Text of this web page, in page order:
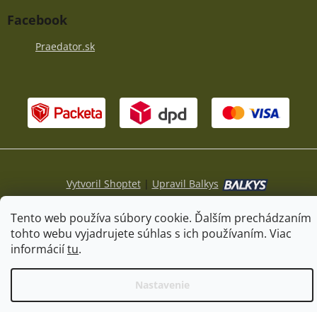
Tento web používa súbory cookie. Ďalším prechádzaním
tohto webu vyjadrujete súhlas s ich používaním. Viac
informáciítu.
Nastavenie
Facebook
Praedator.sk
Vytvoril Shoptet| Upravil Balkys
Copyright 2026 Praedator.sk
. Všetky práva vyhradené.
Upraviť nastavenie cookies